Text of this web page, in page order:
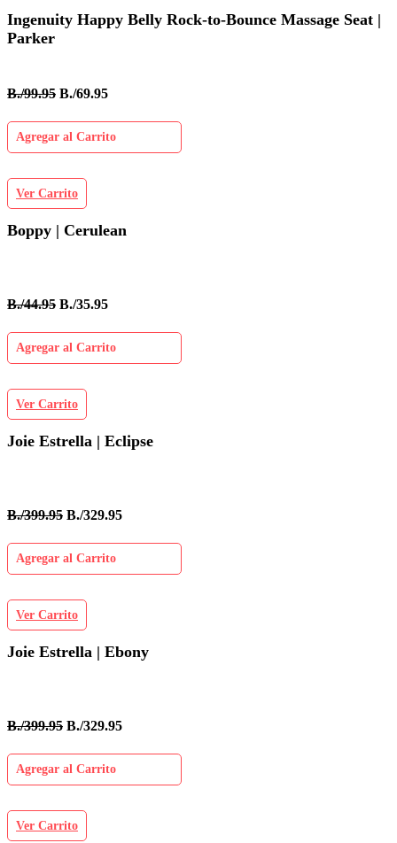
Ingenuity Happy Belly Rock-to-Bounce Massage Seat |
Parker
B./99.95 B./69.95
Agregar al Carrito
Ver Carrito
Boppy | Cerulean
B./44.95 B./35.95
Agregar al Carrito
Ver Carrito
Joie Estrella | Eclipse
B./399.95 B./329.95
Agregar al Carrito
Ver Carrito
Joie Estrella | Ebony
B./399.95 B./329.95
Agregar al Carrito
Ver Carrito